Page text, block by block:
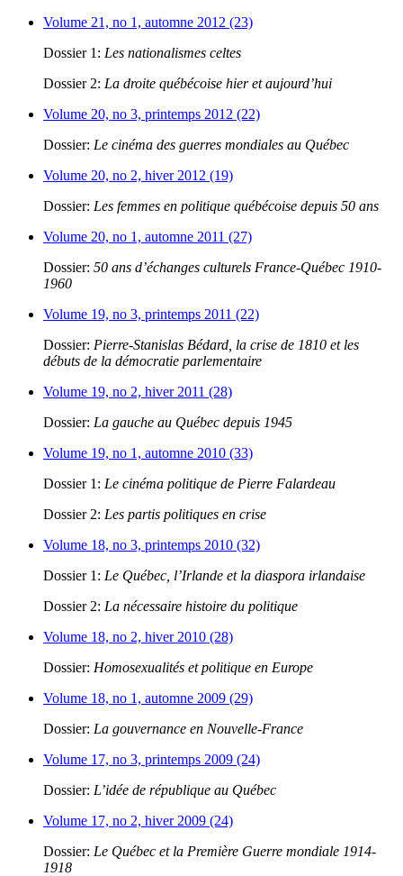
Volume 21, no 1, automne 2012 (23)
Dossier 1: Les nationalismes celtes
Dossier 2: La droite québécoise hier et aujourd’hui
Volume 20, no 3, printemps 2012 (22)
Dossier: Le cinéma des guerres mondiales au Québec
Volume 20, no 2, hiver 2012 (19)
Dossier: Les femmes en politique québécoise depuis 50 ans
Volume 20, no 1, automne 2011 (27)
Dossier: 50 ans d’échanges culturels France-Québec 1910-
1960
Volume 19, no 3, printemps 2011 (22)
Dossier: Pierre-Stanislas Bédard, la crise de 1810 et les
débuts de la démocratie parlementaire
Volume 19, no 2, hiver 2011 (28)
Dossier: La gauche au Québec depuis 1945
Volume 19, no 1, automne 2010 (33)
Dossier 1: Le cinéma politique de Pierre Falardeau
Dossier 2: Les partis politiques en crise
Volume 18, no 3, printemps 2010 (32)
Dossier 1: Le Québec, l’Irlande et la diaspora irlandaise
Dossier 2: La nécessaire histoire du politique
Volume 18, no 2, hiver 2010 (28)
Dossier: Homosexualités et politique en Europe
Volume 18, no 1, automne 2009 (29)
Dossier: La gouvernance en Nouvelle-France
Volume 17, no 3, printemps 2009 (24)
Dossier: L’idée de république au Québec
Volume 17, no 2, hiver 2009 (24)
Dossier: Le Québec et la Première Guerre mondiale 1914-
1918